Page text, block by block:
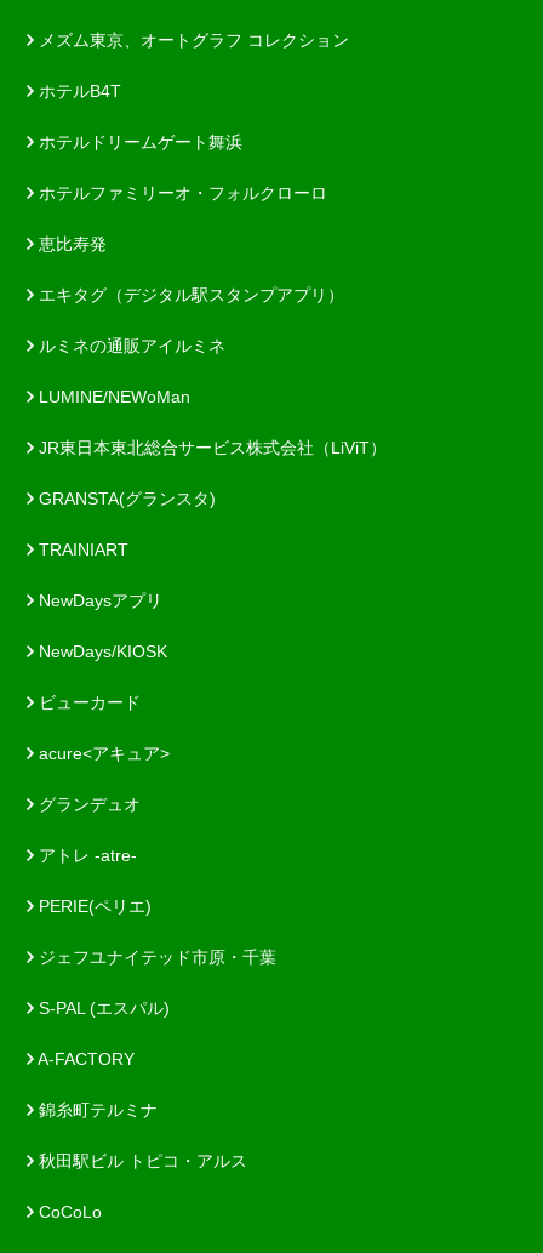
メズム東京、オートグラフ コレクション
ホテルB4T
ホテルドリームゲート舞浜
ホテルファミリーオ・フォルクローロ
恵比寿発
エキタグ（デジタル駅スタンプアプリ）
ルミネの通販アイルミネ
LUMINE/NEWoMan
JR東日本東北総合サービス株式会社（LiViT）
GRANSTA(グランスタ)
TRAINIART
NewDaysアプリ
NewDays/KIOSK
ビューカード
acure<アキュア>
グランデュオ
アトレ -atre-
PERIE(ペリエ)
ジェフユナイテッド市原・千葉
S-PAL (エスパル)
A-FACTORY
錦糸町テルミナ
秋田駅ビル トピコ・アルス
CoCoLo